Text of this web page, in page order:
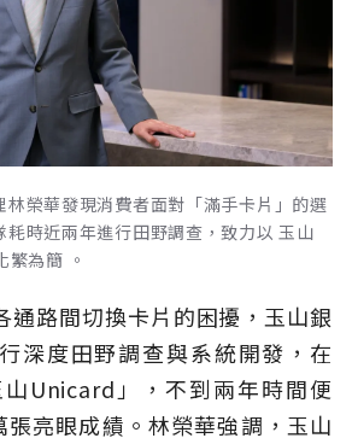
林榮華發現消費者面對「滿手卡片」的選
時近兩年進行田野調查，致力以 玉山
為簡 。
通路間切換卡片的困擾，玉山銀
深度田野調查與系統開發，在
Unicard」，不到兩年時間便
亮眼成績。林榮華強調，玉山